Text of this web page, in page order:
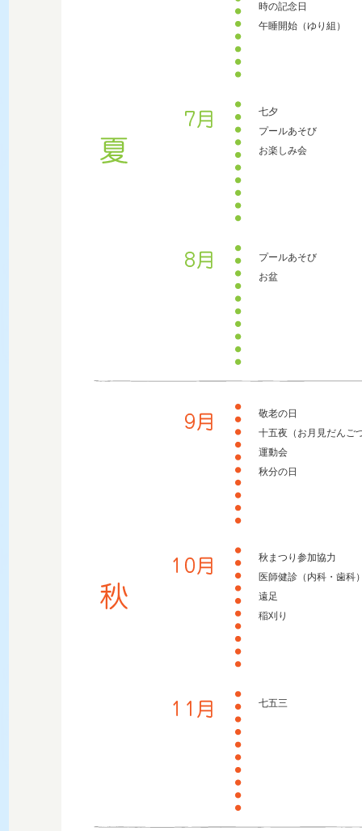
時の記念日
午睡開始（ゆり組）
七夕
プールあそび
お楽しみ会
プールあそび
お盆
敬老の日
十五夜（お月見だんご
運動会
秋分の日
秋まつり参加協力
医師健診（内科・歯科
遠足
稲刈り
七五三